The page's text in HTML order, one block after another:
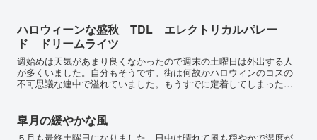
ハロウィーンな盛秋 TDL エレクトリカルパレー
ド ドリームライツ
週始めは天気があまり良くなかったので週末の土曜日は外出する人
が多くいました。自分もそうです。街は何故かハロウィンのコスの
不可思議な連中で溢れていました。もうすでに定着してしまったん
皐月の緩やかな風